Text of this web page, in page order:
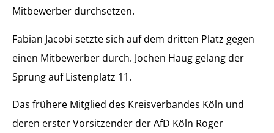
Mitbewerber durchsetzen.
Fabian Jacobi setzte sich auf dem dritten Platz gegen
einen Mitbewerber durch. Jochen Haug gelang der
Sprung auf Listenplatz 11.
Das frühere Mitglied des Kreisverbandes Köln und
deren erster Vorsitzender der AfD Köln Roger